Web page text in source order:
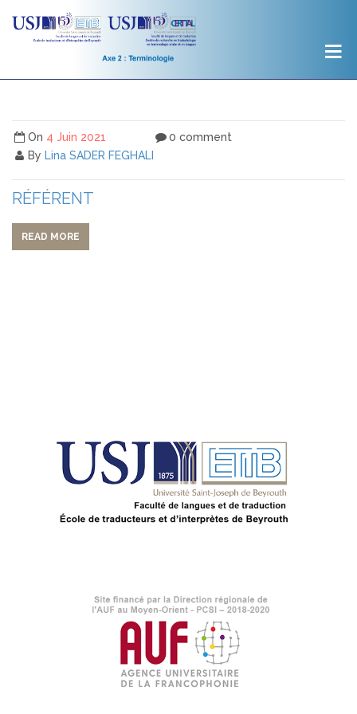
On 4 Juin 2021
By Lina SADER FEGHALI
0 comment
RÉFÉRENT
READ MORE